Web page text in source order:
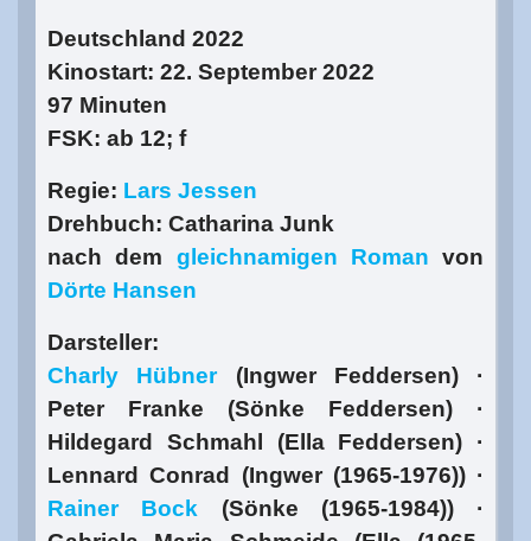
Deutschland 2022
Kinostart: 22. September 2022
97 Minuten
FSK: ab 12; f
Regie: Lars Jessen
Drehbuch: Catharina Junk
nach dem gleichnamigen Roman von
Dörte Hansen
Darsteller:
Charly Hübner(Ingwer Feddersen) ·
Peter Franke (Sönke Feddersen) ·
Hildegard Schmahl (Ella Feddersen) ·
Lennard Conrad (Ingwer (1965-1976)) ·
Rainer Bock (Sönke (1965-1984)) ·